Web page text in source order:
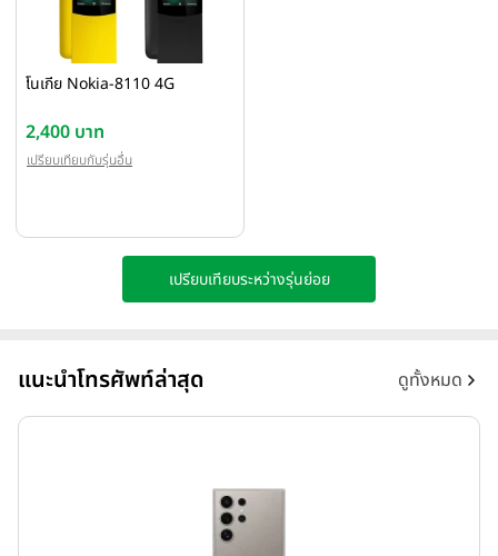
โนเกีย Nokia-8110 4G
2,400 บาท
เปรียบเทียบกับรุ่นอื่น
เปรียบเทียบระหว่างรุ่นย่อย
แนะนำโทรศัพท์ล่าสุด ดูทั้งหมด